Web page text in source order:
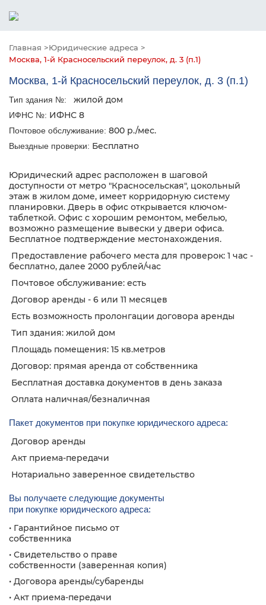
Главная >Юридические адреса >
Москва, 1-й Красносельский переулок, д. 3 (п.1)
Москва, 1-й Красносельский переулок, д. 3 (п.1)
Тип здания №: жилой дом
ИФНС №: ИФНС 8
Почтовое обслуживание: 800 р./мес.
Выездные проверки: Бесплатно
Юридический адрес расположен в шаговой
доступности от метро "Красносельская", цокольный
этаж в жилом доме, имеет корридорную систему
планировки. Дверь в офис открывается ключом-
таблеткой. Офис с хорошим ремонтом, мебелью,
возможно размещение вывески у двери офиса.
Бесплатное подтверждение местонахождения.
Предоставление рабочего места для проверок: 1 час -
бесплатно, далее 2000 рублей/час
Почтовое обслуживание: есть
Договор аренды - 6 или 11 месяцев
Есть возможность пролонгации договора аренды
Тип здания: жилой дом
Площадь помещения: 15 кв.метров
Договор: прямая аренда от собственника
Бесплатная доставка документов в день заказа
Оплата наличная/безналичная
Пакет документов при покупке юридического адреса:
Договор аренды
Акт приема-передачи
Нотариально заверенное свидетельство
Вы получаете следующие документы
при покупке юридического адреса:
• Гарантийное письмо от
собственника
• Свидетельство о праве
собственности (заверенная копия)
• Договора аренды/субаренды
• Акт приема-передачи